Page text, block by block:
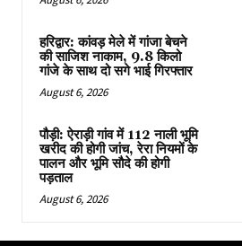
हरिद्वार: कांवड़ मेले में गांजा बेचने
की साजिश नाकाम, 9.8 किलो
गांजे के साथ दो सगे भाई गिरफ्तार
August 6, 2026
पौड़ी: ऐराड़ी गांव में 112 नाली भूमि
खरीद की होगी जांच, रेरा नियमों के
पालन और भूमि सौदे की होगी
पड़ताल
August 6, 2026